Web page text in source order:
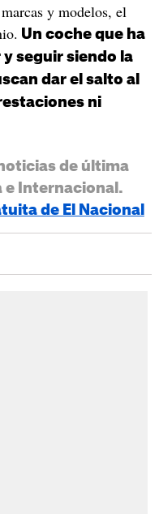
y modelos, el
Un coche que ha
seguir siendo la
dar el salto al
ni
de última
e Internacional.
de El Nacional